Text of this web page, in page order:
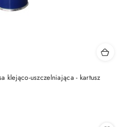
klejąco-uszczelniająca - kartusz